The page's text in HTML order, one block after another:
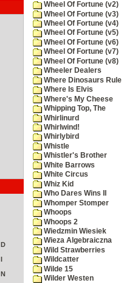
D
I
N
Wheel Of Fortune (v2)
Wheel Of Fortune (v3)
Wheel Of Fortune (v4)
Wheel Of Fortune (v5)
Wheel Of Fortune (v6)
Wheel Of Fortune (v7)
Wheel Of Fortune (v8)
Wheeler Dealers
Where Dinosaurs Rule
Where Is Elvis
Where's My Cheese
Whipping Top, The
Whirlinurd
Whirlwind!
Whirlybird
Whistle
Whistler's Brother
White Barrows
White Circus
Whiz Kid
Who Dares Wins II
Whomper Stomper
Whoops
Whoops 2
Wiedzmin Wiesiek
Wieza Algebraiczna
Wild Strawberries
Wildcatter
Wilde 15
Wilder Westen